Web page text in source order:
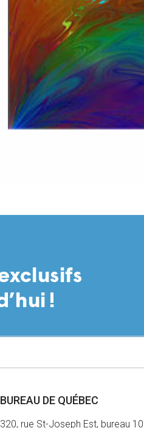
BUREAU DE QUÉBEC
320, rue St-Joseph Est, bureau